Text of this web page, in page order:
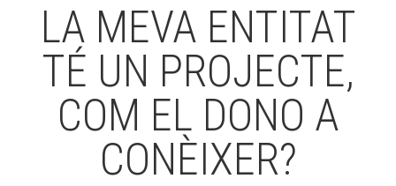
LA MEVA ENTITAT
TÉ UN PROJECTE,
COM EL DONO A
CONÈIXER?
ACCIÓ SOCIAL I JOVES
ESPLAIS
ACCIÓ SOCIAL I JOVES
ESPLAIS